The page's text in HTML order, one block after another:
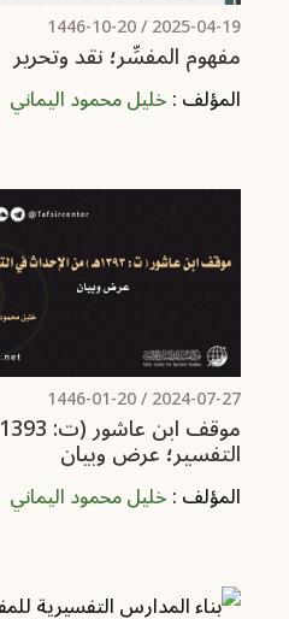
2025-04-19
/ 1446-10-20
مفهوم المفسِّر؛ نقد وتحرير
المؤلف :خليل محمود اليماني
2024-07-27
/ 1446-01-20
التفسير؛ عرض وبيان
المؤلف :خليل محمود اليماني